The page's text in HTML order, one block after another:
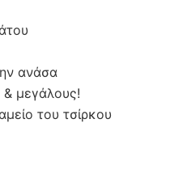
ανάσα
& μεγάλους!
του τσίρκου